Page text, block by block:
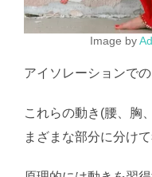
Image by
アイソレーションでの
これらの動き(腰、胸
まざまな部分に分け